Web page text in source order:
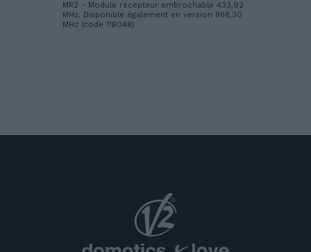
MR2 - Module récepteur embrochable 433,92
MHz. Disponible également en version 868,30
MHz (code 11B048)